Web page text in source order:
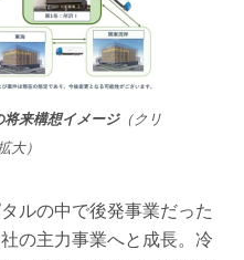
来構想イメージ（クリ
大）
ルの中で後発事業だった
の主力事業へと成長。冷